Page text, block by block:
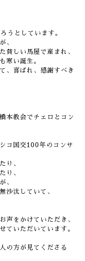
うとしています。
、
貧しい馬屋で産まれ、
寒い誕生。
、喜ばれ、感謝すべき
本教会でチェロとコン
コ国交100年のコンサ
り、
り、
、
沙汰していて、
声をかけていただき、
ていただいています。
の方が見てくださる